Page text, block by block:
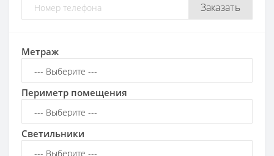
Заказать
Метраж
Периметр помещения
Светильники